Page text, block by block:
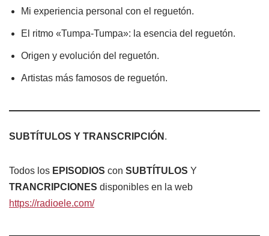
Mi experiencia personal con el reguetón.
El ritmo «Tumpa-Tumpa»: la esencia del reguetón.
Origen y evolución del reguetón.
Artistas más famosos de reguetón.
SUBTÍTULOS Y TRANSCRIPCIÓN .
Todos los EPISODIOS con SUBTÍTULOS Y
TRANCRIPCIONES disponibles en la web
https://radioele.com/